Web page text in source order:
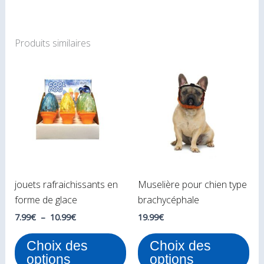
Produits similaires
jouets rafraichissants en
forme de glace
7.99€ – 10.99€
prix :
7.99€
à
10.99€
Choix des
options
être
choisies
sur
page
Muselière pour chien type
brachycéphale
19.99€
Choix des
options